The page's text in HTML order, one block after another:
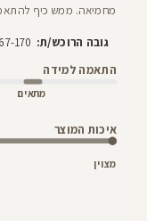
מחמיאה. ממש כיף
גובה הרוכש/ת: 170
התאמה למידה
מתאים
איכות המוצר
מצוין